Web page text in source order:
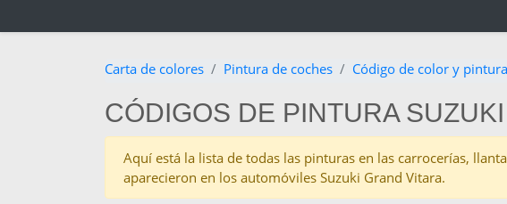
Carta de colores Pintura de coches Código de color y
CÓDIGOS DE PINTURA
Aquí está la lista de todas las pinturas en las carrocerías,
aparecieron en los automóviles Suzuki Grand Vitara.